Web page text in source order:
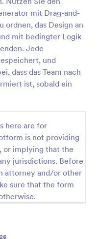
mit Drag-and-
das Design an
mit bedingter Logik
Jede
und
dass das Team nach
ist, sobald ein
here are for
is not providing
or implying that the
jurisdictions. Before
attorney and/or other
sure that the form
Sicherheitsdienst Schichtprotokoll Formular
und
mit dem
Formular und
für
Objektbetreuung.